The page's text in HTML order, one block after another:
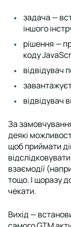
задача —
іншого
рішення —
коду
відвідувач
відвідувач
За
деякі
щоб приймати
взаємодії
тощо. І щоразу
чекати.
Вихід —